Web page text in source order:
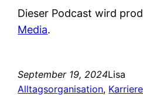
Dieser Podcast wird
Media.
September 19, 2024Lisa
Alltagsorganisation,